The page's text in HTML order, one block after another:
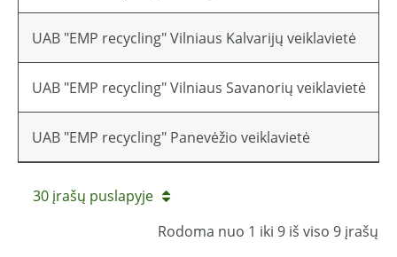
UAB "EMP recycling" Vilniaus Kalvarijų veiklavietė
UAB "EMP recycling" Vilniaus Savanorių veiklavietė
UAB "EMP recycling" Panevėžio veiklavietė
30 įrašų puslapyje
Rodoma nuo 1 iki 9 iš viso 9 įrašų